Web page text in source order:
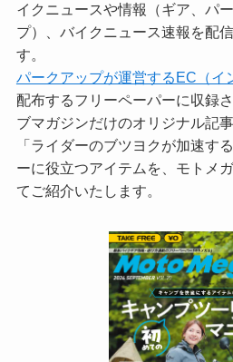
イクニュースや情報（ギア、パ
プ）、バイクニュース速報を配
す。
パークアップが運営するEC（イ
配布するフリーペーパーに収録
ブマガジンだけのオリジナル記
「ライダーのブツヨクが加速す
ーに役立つアイテムを、モトメ
てご紹介いたします。